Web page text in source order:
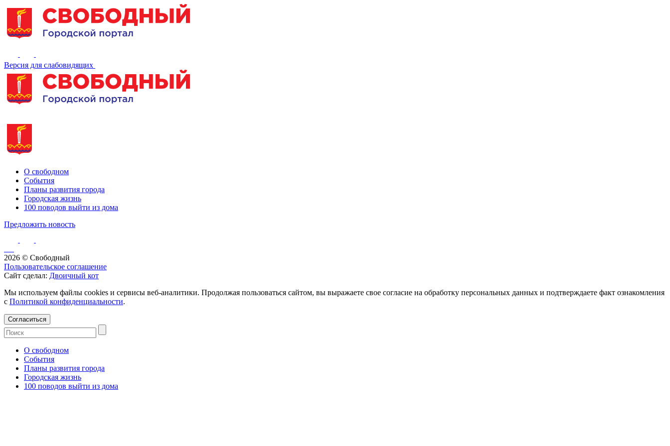
Версия для слабовидящих
О свободном
События
Планы развития города
Городская жизнь
100 поводов выйти из дома
Предложить новость
2026 © Свободный
Пользовательское соглашение
Сайт сделал: Двоичный кот
Мы используем файлы cookies и сервисы веб-аналитики. Продолжая пользоваться сайтом, вы выражаете свое согласие на обработку персональных данных и подтверждаете факт ознакомления
с Политикой конфиденциальности.
Согласиться
О свободном
События
Планы развития города
Городская жизнь
100 поводов выйти из дома